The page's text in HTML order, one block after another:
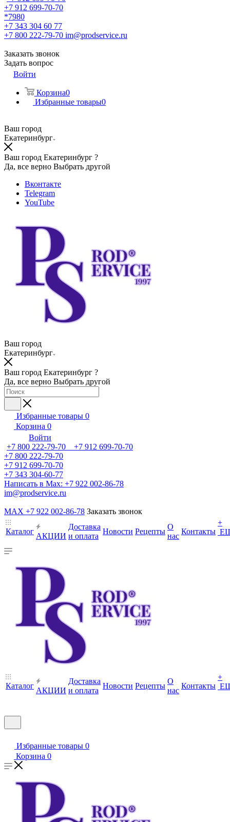
+7 912 699-70-70
*7980
+7 343 304 60 77
+7 800 222-79-70 im@prodservice.ru
Заказать звонок
Задать вопрос
Войти
Корзина0
Избранные товары0
Ваш город
Екатеринбург
Ваш город Екатеринбург ?
Да, все верно Выбрать другой
Вконтакте
Telegram
YouTube
Ваш город
Екатеринбург
Ваш город Екатеринбург ?
Да, все верно Выбрать другой
Избранные товары 0
Корзина 0
Войти
+7 800 222-79-70 +7 912 699-70-70
+7 800 222-79-70
+7 912 699-70-70
+7 343 304-60-77
Написать в Max: +7 922 002-86-78
im@prodservice.ru
MAX +7 922 002-86-78 Заказать звонок
Каталог
АКЦИИ
Доставка
и оплата
Новости Рецепты
О
нас
Контакты
+
Каталог
АКЦИИ
Доставка
и оплата
Новости Рецепты
О
нас
Контакты
+
Избранные товары 0
Корзина 0